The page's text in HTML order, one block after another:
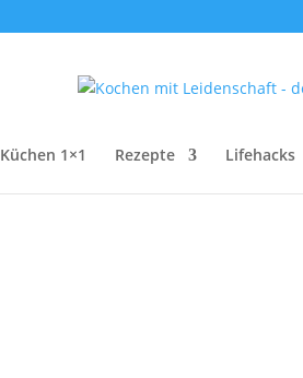
Küchen 1×1 Rezepte Lifehacks